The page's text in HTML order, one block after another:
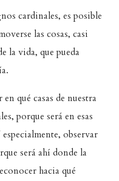
cardinales, es posible
las cosas, casi
la vida, que pueda
qué casas de nuestra
porque será en esas
observar
será ahí donde la
hacia qué